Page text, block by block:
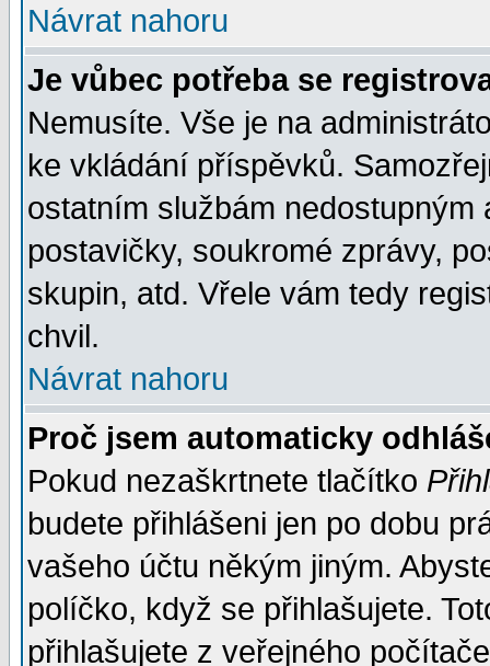
Návrat nahoru
Je vůbec potřeba se
Nemusíte. Vše je na
ke vkládání příspěvků.
ostatním službám
postavičky, soukromé zprávy,
skupin, atd. Vřele vám tedy
chvil.
Návrat nahoru
Proč jsem automaticky
Pokud nezaškrtnete tlačítko
budete přihlášeni jen po dobu
vašeho účtu někým jiným.
políčko, když se přihlašujete.
přihlašujete z veřejného